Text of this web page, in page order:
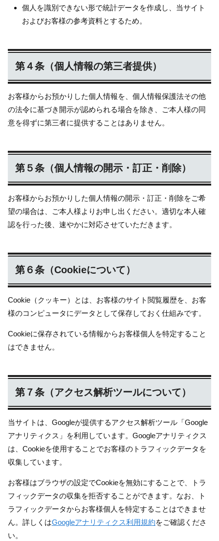
個人を識別できない形で統計データを作成し、当サイト
およびお客様の参考資料とするため。
第４条（個人情報の第三者提供）
お客様からお預かりした個人情報を、個人情報保護法その他
の法令に基づき開示が認められる場合を除き、ご本人様の同
意を得ずに第三者に提供することはありません。
第５条（個人情報の開示・訂正・削除）
お客様からお預かりした個人情報の開示・訂正・削除をご希
望の場合は、ご本人様よりお申し出ください。適切な本人確
認を行った後、速やかに対応させていただきます。
第６条（Cookieについて）
Cookie（クッキー）とは、お客様のサイト閲覧履歴を、お客
様のコンピュータにデータとして保存しておく仕組みです。
Cookieに保存されている情報からお客様個人を特定すること
はできません。
第７条（アクセス解析ツールについて）
当サイトは、Googleが提供するアクセス解析ツール「Google
アナリティクス」を利用しています。Googleアナリティクス
は、Cookieを使用することでお客様のトラフィックデータを
収集しています。
お客様はブラウザの設定でCookieを無効にすることで、トラ
フィックデータの収集を拒否することができます。なお、ト
ラフィックデータからお客様個人を特定することはできませ
ん。詳しくはGoogleアナリティクス利用規約をご確認くださ
い。